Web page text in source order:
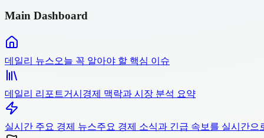
Main Dashboard
데일리 뉴스오늘 꼭 알아야 할 핵심 이슈
데일리 리포트거시경제 맥락과 시장 분석 요약
실시간 주요 경제 뉴스주요 경제 소식과 긴급 속보를 실시간으